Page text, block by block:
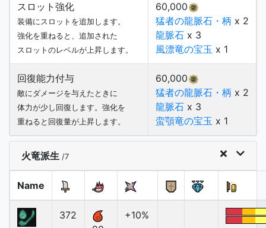
スロット強化
装備にスロットを追加します。
強化を重ねると、追加された
スロットのレベルが上昇します。
60,000
猛者の龍脈石・柄 x 2
龍脈石 x 3
風漂竜の宝玉 x 1
回復能力付与
敵にダメージを与えたときに
体力が少し回復します。強化を
重ねると回復量が上昇します。
60,000
猛者の龍脈石・柄 x 2
龍脈石 x 3
蛮顎竜の宝玉 x 1
火竜派生 /7
Name
372
+10%